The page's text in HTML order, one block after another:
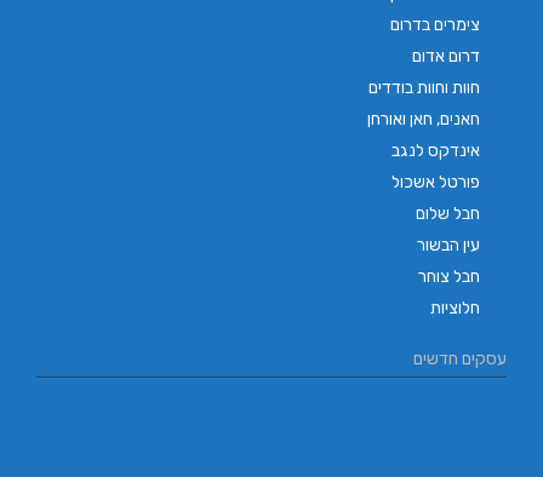
צימרים בדרום
דרום אדום
חוות וחוות בודדים
חאנים, חאן ואורחן
אינדקס לנגב
פורטל אשכול
חבל שלום
עין הבשור
חבל צוחר
חלוציות
עסקים חדשים